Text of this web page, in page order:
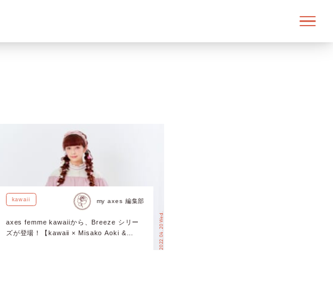
kawaii
axes femme kawaiiから、Breeze シリー
ズが登場！【kawaii × Misako Aoki &
my axes 編集部
2022.04.20 Wed.